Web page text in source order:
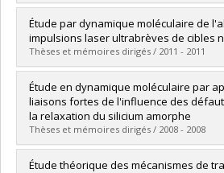
Diplômé(e) :Pothier, Jean-Christophe
Cycle :Maîtrise
Diplôme obtenu :M. Sc.
Lien vers le document dans Papyrus
Étude par dynamique moléculaire de
impulsions laser ultrabrèves de cibles
Thèses et mémoires dirigés / 2011 - 2011
Diplômé(e) :Gill-Comeau, Maxime
Cycle :Maîtrise
Diplôme obtenu :M. Sc.
Lien vers le document dans Papyrus
Étude en dynamique moléculaire par
liaisons fortes de l'influence des
la relaxation du silicium amorphe
Thèses et mémoires dirigés / 2008 - 2008
Diplômé(e) :Urli, Xavier
Étude théorique des mécanismes de